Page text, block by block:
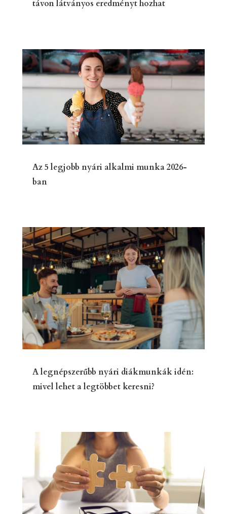
távon látványos eredményt hozhat
Az 5 legjobb nyári alkalmi munka 2026-
ban
A legnépszerűbb nyári diákmunkák idén:
mivel lehet a legtöbbet keresni?